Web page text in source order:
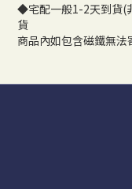
◆宅配一般1-2天到貨(
貨
商品內如包含磁鐵無法